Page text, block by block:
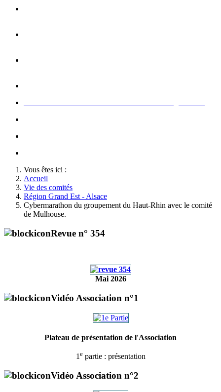
Vous êtes ici :
Accueil
Vie des comités
Région Grand Est - Alsace
Cybermarathon du groupement du Haut-Rhin avec le comité
de Mulhouse.
Revue n° 354
Mai 2026
Vidéo Association n°1
Plateau de présentation de l'Association
1 epartie : présentation
Vidéo Association n°2